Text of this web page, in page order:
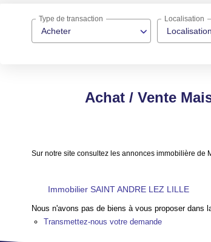
Acheter
Type de transaction
Localisation
Localisation
Achat / Vente
Sur notre site consultez les annonces immobilière de
Immobilier SAINT ANDRE LEZ LILLE
Nous n'avons pas de biens à vous proposer
Transmettez-nous votre demande